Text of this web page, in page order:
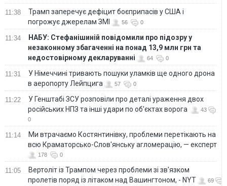
11:38
Трамп заперечує дефіцит боєприпасів у США і
погрожує джерелам ЗМІ
56 0
11:34
НАБУ: Стефанішиній повідомили про підозру у
незаконному збагаченні на понад 13,9 млн грн та
недостовірному декларуванні
64 0
11:31
У Німеччині тривають пошуки уламків ще одного дрона
в аеропорту Лейпцига
57 0
11:22
У Генштабі ЗСУ розповіли про деталі ураження двох
російських НПЗ та інші удари по об'єктах ворога
43
0
11:14
Ми втрачаємо Костянтинівку, проблеми перетікають на
всю Краматорсько-Слов'янську агломерацію, — експерт
178 0
11:05
Вертоліт із Трампом через проблеми зі зв'язком
пролетів поряд із літаком над Вашингтоном, - NYT
69